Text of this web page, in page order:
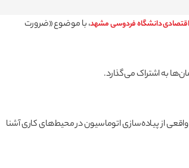
اقتصادی دانشگاه فردوسی مشهد، با موضوع «ضرورت
به اشتراک می‌گذارد.
از پیاده‌سازی اتوماسیون در محیط‌های کاری آشنا